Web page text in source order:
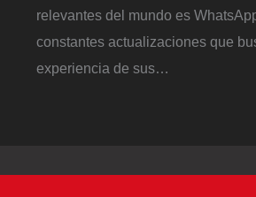
relevantes del mundo es
constantes actualizaciones que
experiencia de sus…